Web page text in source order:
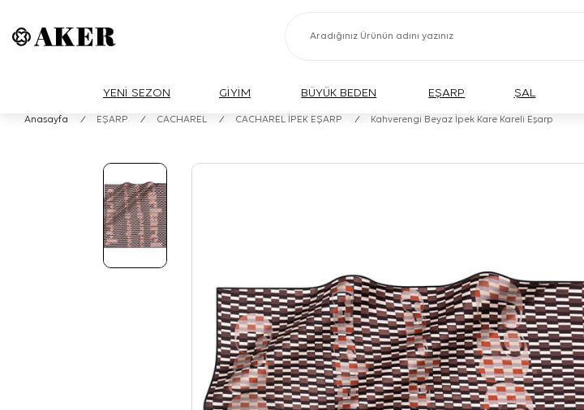
YENİ SEZON GİYİM BÜYÜK BEDEN EŞARP ŞAL
Anasayfa / EŞARP / CACHAREL / CACHAREL İPEK EŞARP / Kahverengi Beyaz İpek Kare Kareli Eşarp